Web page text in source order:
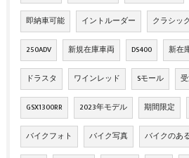
即納車可能 イントルーダー クラシック
250ADV 新規在庫車両 DS400 新在
ドラスタ ワインレッド Sモール
GSX1300RR 2023年モデル 期間限定
バイクフォト バイク写真 バイクのあ